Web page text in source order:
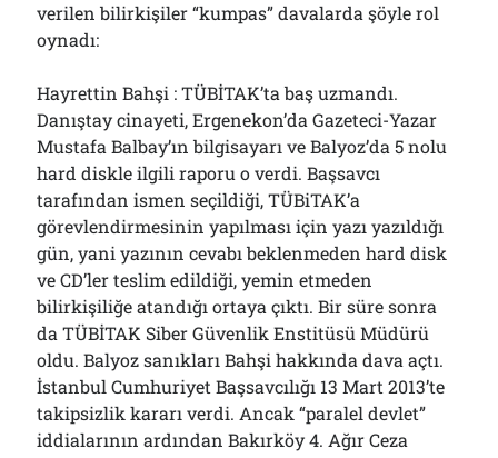
Arşivler
verilen bilirkişiler “kumpas” davalarda şöyle rol
oynadı:
Hayrettin Bahşi : TÜBİTAK’ta baş uzmandı.
Danıştay cinayeti, Ergenekon’da Gazeteci-Yazar
Mustafa Balbay’ın bilgisayarı ve Balyoz’da 5 nolu
hard diskle ilgili raporu o verdi. Başsavcı
tarafından ismen seçildiği, TÜBiTAK’a
görevlendirmesinin yapılması için yazı yazıldığı
gün, yani yazının cevabı beklenmeden hard disk
ve CD’ler teslim edildiği, yemin etmeden
bilirkişiliğe atandığı ortaya çıktı. Bir süre sonra
da TÜBİTAK Siber Güvenlik Enstitüsü Müdürü
oldu. Balyoz sanıkları Bahşi hakkında dava açtı.
İstanbul Cumhuriyet Başsavcılığı 13 Mart 2013’te
takipsizlik kararı verdi. Ancak “paralel devlet”
iddialarının ardından Bakırköy 4. Ağır Ceza